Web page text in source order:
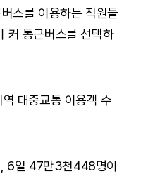
스를 이용하는 직원들
커 통근버스를 선택하
대중교통 이용객 수
6일 47만3천448명이